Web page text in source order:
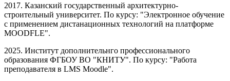
2017. Казанский государственный архитектурно-
строительный университет. По курсу: "Электронное обучение
с применением дистанационных технологий на платформе
MOODFLE".
2025. Институт дополнительнго профессионального
образования ФГБОУ ВО "КНИТУ". По курсу: "Работа
преподавателя в LMS Moodle".